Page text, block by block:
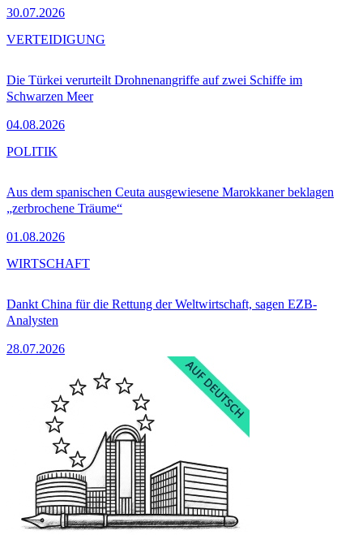
30.07.2026
Die Türkei verurteilt Drohnenangriffe auf zwei Schiffe im
Schwarzen Meer
04.08.2026
VERTEIDIGUNG
Aus dem spanischen Ceuta ausgewiesene Marokkaner beklagen
„zerbrochene Träume“
01.08.2026
POLITIK
Dankt China für die Rettung der Weltwirtschaft, sagen EZB-
Analysten
28.07.2026
WIRTSCHAFT